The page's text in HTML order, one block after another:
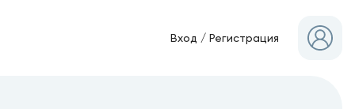
Вход /Регистрация